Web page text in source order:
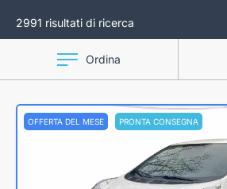
2991 risultati di ricerca
Ordina
OFFERTA DEL MESE PRONTA CONSEGNA